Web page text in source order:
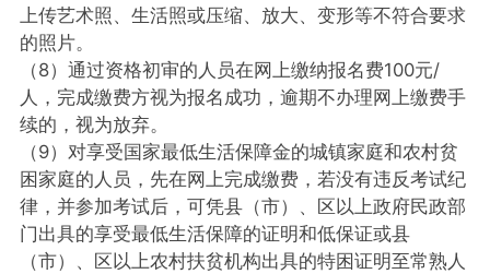
上传艺术照、生活照或压缩、放大、变形等不符合要求
的照片。
（8）通过资格初审的人员在网上缴纳报名费100元/
人，完成缴费方视为报名成功，逾期不办理网上缴费手
续的，视为放弃。
（9）对享受国家最低生活保障金的城镇家庭和农村贫
困家庭的人员，先在网上完成缴费，若没有违反考试纪
律，并参加考试后，可凭县（市）、区以上政府民政部
门出具的享受最低生活保障的证明和低保证或县
（市）、区以上农村扶贫机构出具的特困证明至常熟人